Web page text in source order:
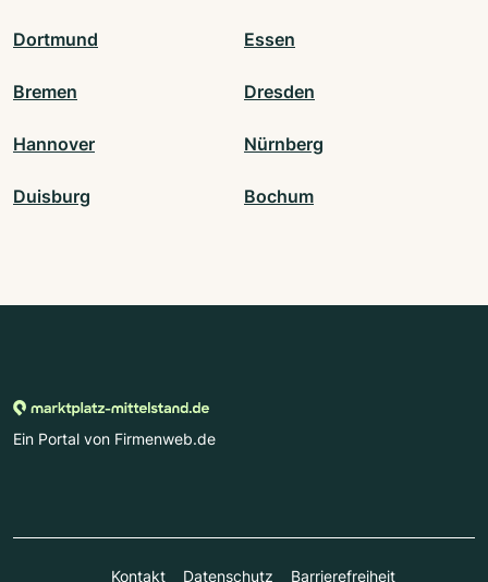
Dortmund Essen
Bremen Dresden
Hannover Nürnberg
Duisburg Bochum
Ein Portal von Firmenweb.de
Kontakt Datenschutz Barrierefreiheit